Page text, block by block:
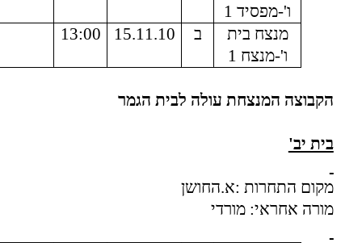
ו'-מפסיד 1
מנצח בית
ו'-מנצח 1
ב 15.11.10
13:00
הקבוצה המנצחת עולה לבית הגמר
בית יב'
מקום התחרות :א.החושן
מורה אחראי: מורדי